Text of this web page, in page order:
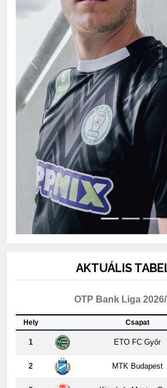
Previous
OTP Bank Liga
Csapat
1 ETO FC Győr
2 MTK Budapest
3 Kisvárda Master